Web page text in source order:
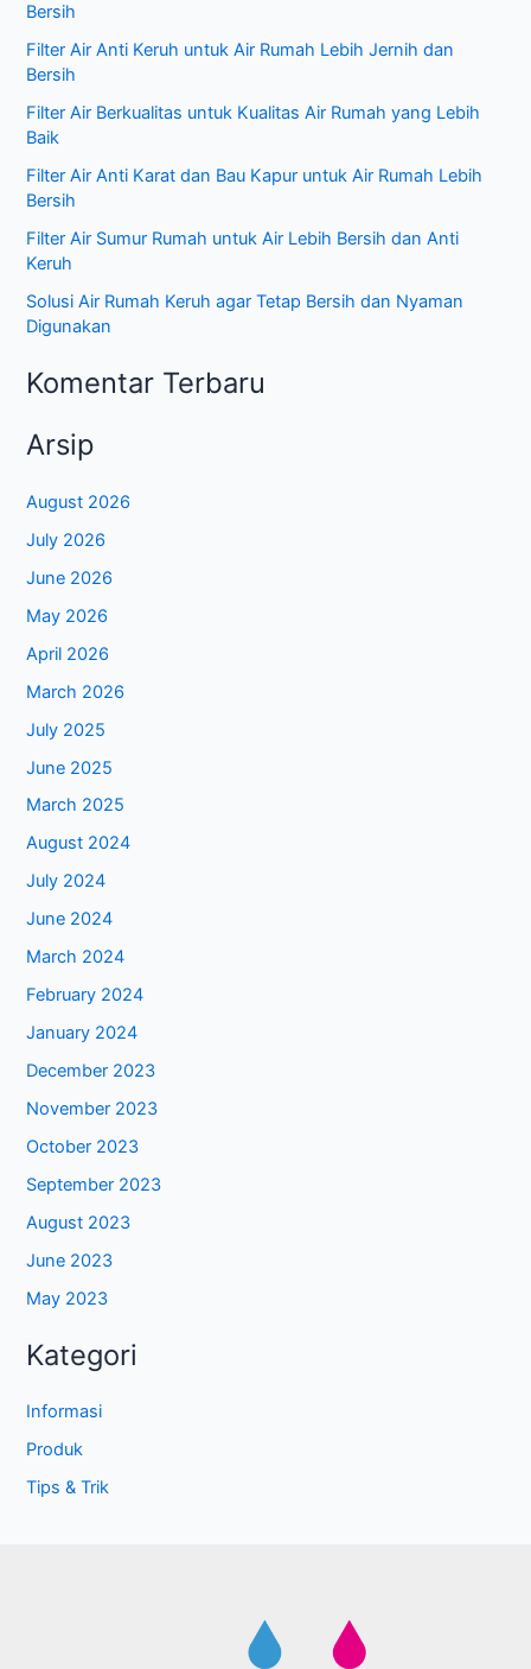
Bersih
Filter Air Anti Keruh untuk Air Rumah Lebih Jernih dan
Bersih
Filter Air Berkualitas untuk Kualitas Air Rumah yang Lebih
Baik
Filter Air Anti Karat dan Bau Kapur untuk Air Rumah Lebih
Bersih
Filter Air Sumur Rumah untuk Air Lebih Bersih dan Anti
Keruh
Solusi Air Rumah Keruh agar Tetap Bersih dan Nyaman
Digunakan
Komentar Terbaru
Arsip
August 2026
July 2026
June 2026
May 2026
April 2026
March 2026
July 2025
June 2025
March 2025
August 2024
July 2024
June 2024
March 2024
February 2024
January 2024
December 2023
November 2023
October 2023
September 2023
August 2023
June 2023
May 2023
Kategori
Informasi
Produk
Tips & Trik